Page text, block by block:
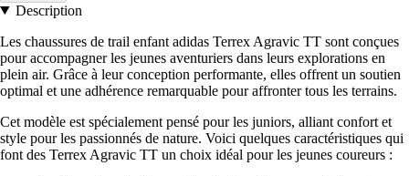
Description
Les chaussures de trail enfant adidas Terrex Agravic TT sont conçues
pour accompagner les jeunes aventuriers dans leurs explorations en
plein air. Grâce à leur conception performante, elles offrent un soutien
optimal et une adhérence remarquable pour affronter tous les terrains.
Cet modèle est spécialement pensé pour les juniors, alliant confort et
style pour les passionnés de nature. Voici quelques caractéristiques qui
font des Terrex Agravic TT un choix idéal pour les jeunes coureurs :